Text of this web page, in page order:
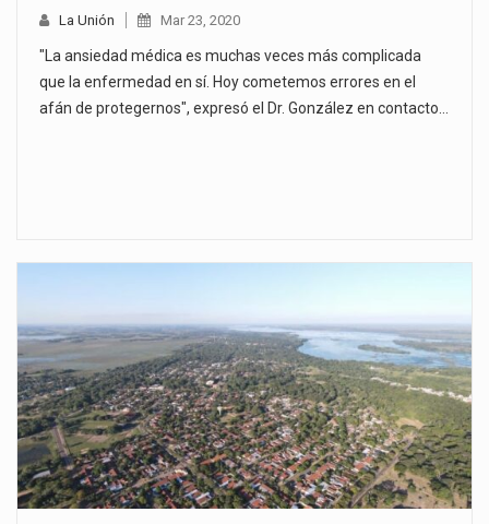
La Unión Mar 23, 2020
"La ansiedad médica es muchas veces más complicada
que la enfermedad en sí. Hoy cometemos errores en el
afán de protegernos", expresó el Dr. González en contacto…